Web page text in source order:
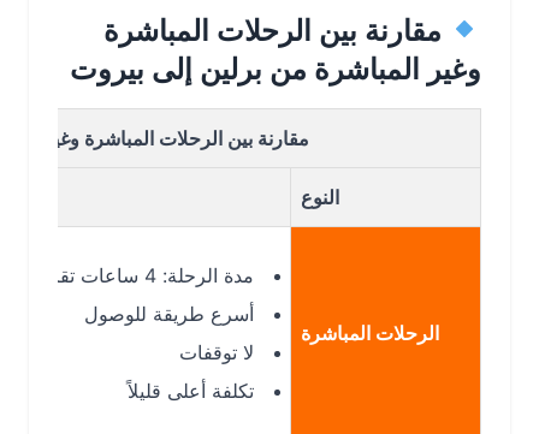
مقارنة بين الرحلات المباشرة
وغير المباشرة من برلين إلى بيروت
مقارنة بين الرحلات المباشرة وغير
الرحلات المباشرة
مدة الرحلة: 4 ساعات تقريبًا
أسرع طريقة للوصول
لا توقفات
تكلفة أعلى قليلاً